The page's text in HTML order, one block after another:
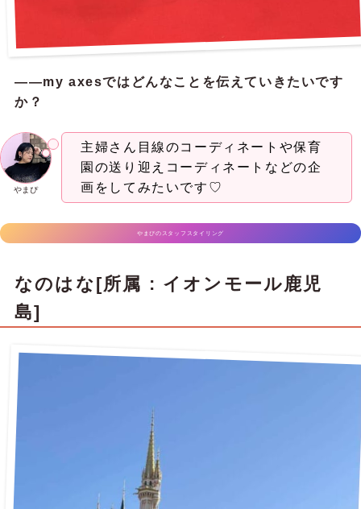
——my axesではどんなことを伝えていきたいです
か？
やまぴ
主婦さん目線のコーディネートや保育
園の送り迎えコーディネートなどの企
画をしてみたいです♡
やまぴのスタッフスタイリング
なのはな[所属 : イオンモール鹿児
島]